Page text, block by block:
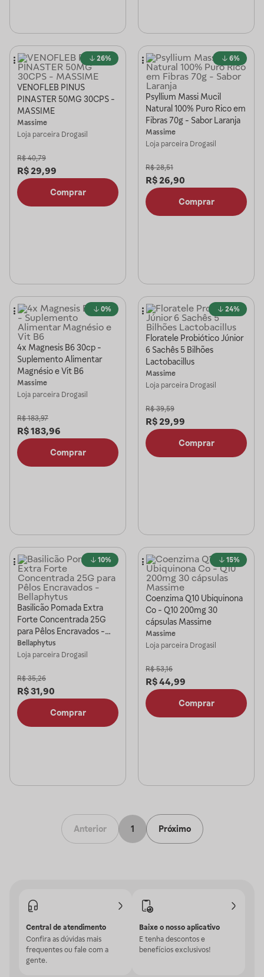
26%
VENOFLEB PINUS
PINASTER 50MG 30CPS -
MASSIME
Massime
Loja parceira Drogasil
R$ 40,79
R$ 29,99
Comprar
6%
Psyllium Massi Mucil
Natural 100% Puro Rico em
Fibras 70g - Sabor Laranja
Massime
Loja parceira Drogasil
R$ 28,51
R$ 26,90
Comprar
0%
4x Magnesis B6 30cp -
Suplemento Alimentar
Magnésio e Vit B6
Massime
Loja parceira Drogasil
R$ 183,97
R$183,96
Comprar
24%
Floratele Probiótico Júnior
6 Sachês 5 Bilhões
Lactobacillus
Massime
Loja parceira Drogasil
R$ 39,59
R$ 29,99
Comprar
10%
Basilicão Pomada Extra
Forte Concentrada 25G
para Pêlos Encravados -
Bellaphytus
Bellaphytus
Loja parceira Drogasil
R$ 35,26
R$31,90
Comprar
15%
Coenzima Q10 Ubiquinona
Co - Q10 200mg 30
cápsulas Massime
Massime
Loja parceira Drogasil
R$ 53,16
R$44,99
Comprar
Anterior 1 Próximo
Central de atendimento
Confira as dúvidas mais
frequentes ou fale com a
gente.
Baixe o nosso aplicativo
E tenha descontos e
benefícios exclusivos!